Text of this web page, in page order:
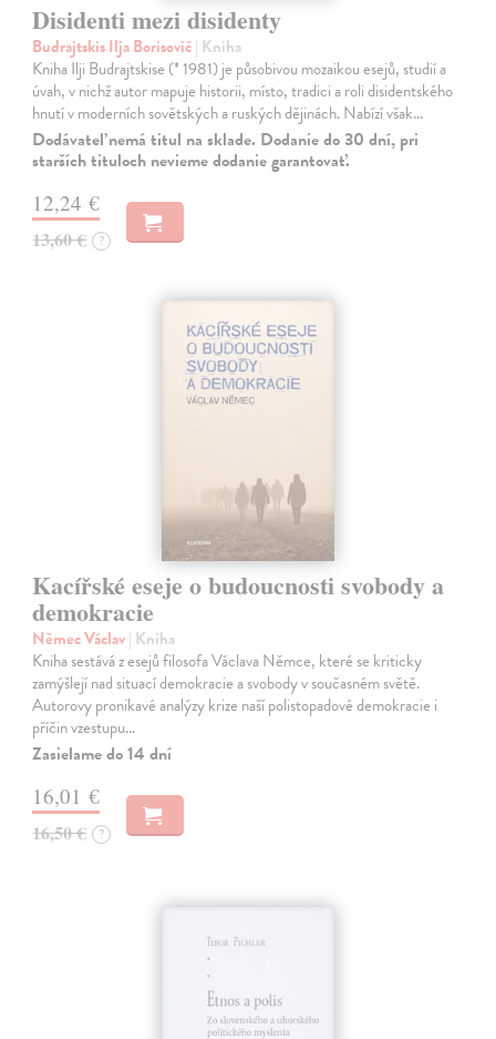
Disidenti mezi disidenty
Budrajtskis Ilja Borisovič| Kniha
Kniha Ilji Budrajtskise (* 1981) je působivou mozaikou esejů, studií a
úvah, v nichž autor mapuje historii, místo, tradici a roli disidentského
hnutí v moderních sovětských a ruských dějinách. Nabízí však…
Dodávateľ nemá titul na sklade. Dodanie do 30 dní, pri
starších tituloch nevieme dodanie garantovať.
12,24 €
13,60 € ?
Kacířské eseje o budoucnosti svobody a
demokracie
Němec Václav| Kniha
Kniha sestává z esejů filosofa Václava Němce, které se kriticky
zamýšlejí nad situací demokracie a svobody v současném světě.
Autorovy pronikavé analýzy krize naší polistopadové demokracie i
příčin vzestupu…
Zasielame do 14 dní
16,01 €
16,50 € ?